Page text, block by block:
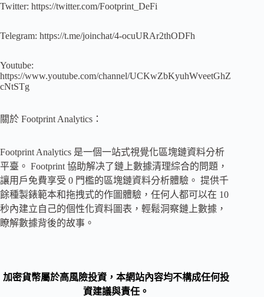
Twitter: https://twitter.com/Footprint_DeFi
Telegram: https://t.me/joinchat/4-ocuURAr2thODFh
Youtube:
https://www.youtube.com/channel/UCKwZbKyuhWveetGhZ
cNtSTg
關於 Footprint Analytics：
Footprint Analytics 是一個一站式視覺化區塊鏈資料分析
平臺。 Footprint 協助解决了鏈上數據清理綜合的問題，
讓用戶免費享受 0 門檻的區塊鏈資料分析體驗。 提供千
餘種製錶範本和拖拽式的作圖體驗，任何人都可以在 10
秒內建立自己的個性化資料圖表，輕鬆洞察鏈上數據，
瞭解數據背後的故事。
加密貨幣屬於高風險投資，本網站內容均不構成任何投
資建議與責任。